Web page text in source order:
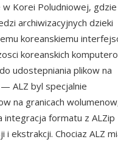
Korei Poludniowej, gdzie
archiwizacyjnych dzieki
koreanskiemu
koreanskich
udostepniania plikow na
ALZ byl specjalnie
na granicach
integracja formatu z ALZip
ekstrakcji. Chociaz ALZ